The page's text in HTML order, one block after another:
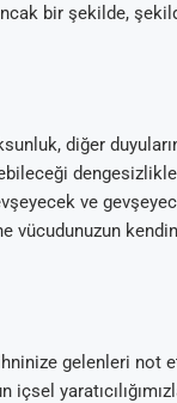
bir şekilde,
diğer
ve
vücudunuzun
gelenleri not